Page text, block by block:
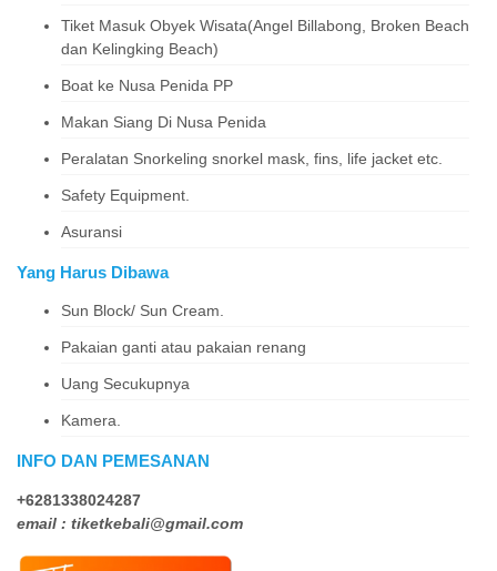
Tiket Masuk Obyek Wisata(Angel Billabong, Broken Beach
dan Kelingking Beach)
Boat ke Nusa Penida PP
Makan Siang Di Nusa Penida
Peralatan Snorkeling snorkel mask, fins, life jacket etc.
Safety Equipment.
Asuransi
Yang Harus Dibawa
Sun Block/ Sun Cream.
Pakaian ganti atau pakaian renang
Uang Secukupnya
Kamera.
INFO DAN PEMESANAN
+6281338024287
email : tiketkebali@gmail.com